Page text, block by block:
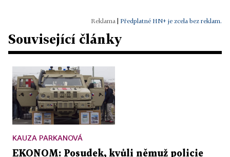
Předplatné HN+ je zcela bez reklam.
Související články
KAUZA PARKANOVÁ
EKONOM: Posudek, kvůli němuž policie